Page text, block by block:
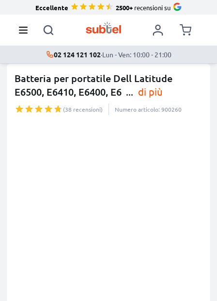
Eccellente 2500+recensioni su
02 124 121 102·Lun - Ven: 10:00 - 21:00
Batteria per portatile Dell Latitude
E6500, E6410, E6400, E6 ... di più
(38 recensioni) Numero articolo: 900260